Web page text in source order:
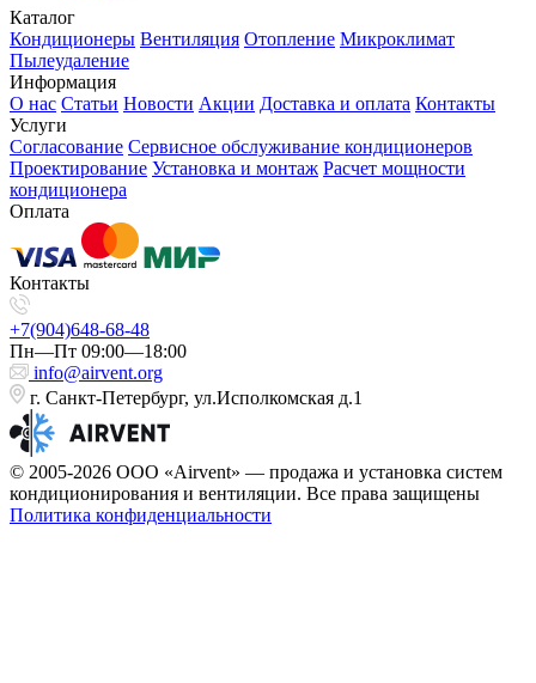
Каталог
Кондиционеры Вентиляция Отопление Микроклимат
Пылеудаление
Информация
О нас Статьи Новости Акции Доставка и оплата Контакты
Услуги
Согласование Сервисное обслуживание кондиционеров
Проектирование Установка и монтаж Расчет мощности
кондиционера
Оплата
Контакты
+7(904)648-68-48
Пн—Пт 09:00—18:00
info@airvent.org
г. Санкт-Петербург, ул.Исполкомская д.1
© 2005-2026 ООО «Airvent» — продажа и установка систем
кондиционирования и вентиляции. Все права защищены
Политика конфиденциальности